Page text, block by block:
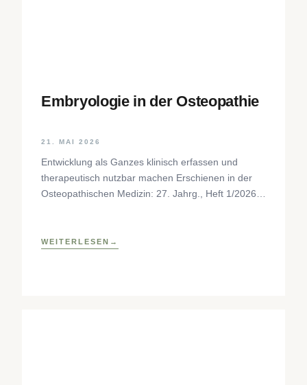
Embryologie in der Osteopathie
21. MAI 2026
Entwicklung als Ganzes klinisch erfassen und
therapeutisch nutzbar machen Erschienen in der
Osteopathischen Medizin: 27. Jahrg., Heft 1/2026,
Forstner
WEITERLESEN